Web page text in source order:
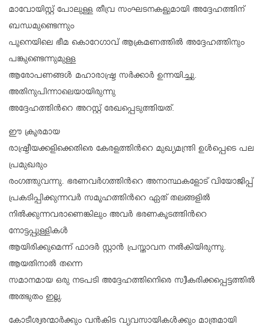
മാവോയിസ്റ്റ് പോലുള്ള തീവ്ര സംഘടനകളുമായി അദ്ദേഹത്തിന്
ബന്ധമുണ്ടെന്നും
പൂനെയിലെ ഭീമ കൊറേഗാവ് ആക്രമണത്തിൽ അദ്ദേഹത്തിനും
പങ്കുണ്ടെന്നുമുള്ള
ആരോപണങ്ങൾ മഹാരാഷ്ട്ര സർക്കാർ ഉന്നയിച്ചു.
അതിനുപിന്നാലെയായിരുന്നു
അദ്ദേഹത്തിന്‍റെ അറസ്റ്റ് രേഖപ്പെടുത്തിയത്.
ഈ ക്രൂരമായ
രാഷ്ട്രീയക്കളിക്കെതിരെ കേരളത്തിന്‍റെ മുഖ്യമന്ത്രി ഉൾപ്പെടെ പല
പ്രമുഖരും
രംഗത്തുവന്നു. ഭരണവർഗത്തിന്‍റെ അനാസ്ഥകളോട് വിയോജിപ്പ്
പ്രകടിപ്പിക്കുന്നവർ സമൂഹത്തിന്‍റെ ഏത് തലങ്ങളിൽ
നിൽക്കുന്നവരാണെങ്കിലും അവർ ഭരണകൂടത്തിന്‍റെ
നോട്ടപ്പുള്ളികൾ
ആയിരിക്കുമെന്ന് ഫാദർ സ്റ്റാൻ പ്രസ്താവന നൽകിയിരുന്നു.
ആയതിനാൽ തന്നെ
സമാനമായ ഒരു നടപടി അദ്ദേഹത്തിനെിരെ സ്വീകരിക്കപ്പെട്ടത്തിൽ
അത്ഭുതം ഇല്ല.
കോടീശ്വരന്മാർക്കും വൻകിട വ്യവസായികൾക്കും മാത്രമായി